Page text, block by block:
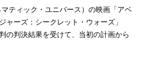
ティック・ユニバース）の映画「アベ
ャーズ：シークレット・ウォーズ」
の判決結果を受けて、当初の計画から